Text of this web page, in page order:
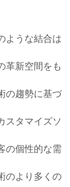
ような結合は
革新空間をも
の趨勢に基づ
スタマイズソ
の個性的な需
のより多くの